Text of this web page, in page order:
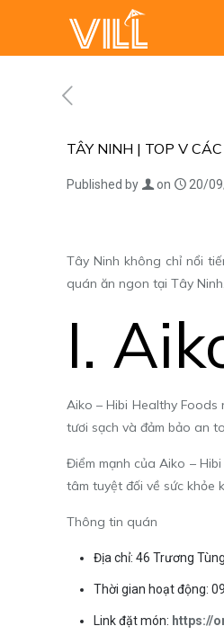
TÂY NINH | TOP V
Published by on 20/
Tây Ninh không chỉ nổi
quán ăn ngon tại Tây
I.
Aiko – Hibi Healthy
tươi sạch và đảm bảo an
Điểm mạnh của Aiko –
tâm tuyệt đối về sức khỏe
Thông tin quán
Địa chỉ: 46 Trương
Thời gian hoạt động:
Link đặt món: https://